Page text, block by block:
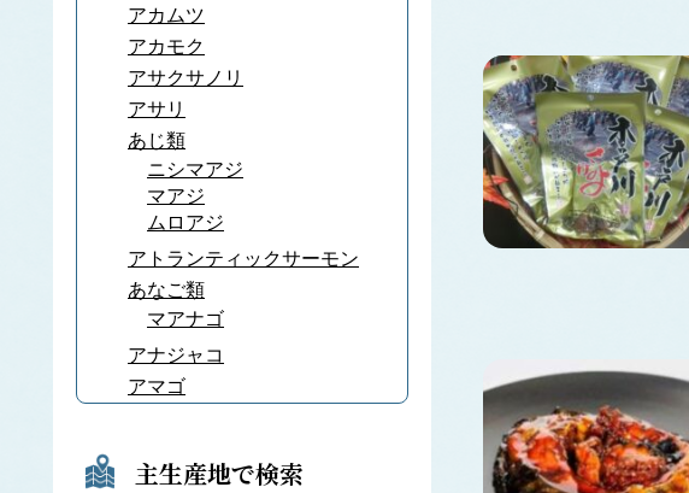
アカムツ
アカモク
アサクサノリ
アサリ
あじ類
ニシマアジ
マアジ
ムロアジ
アトランティックサーモン
あなご類
マアナゴ
アナジャコ
アマゴ
あみ類
主生産地で検索